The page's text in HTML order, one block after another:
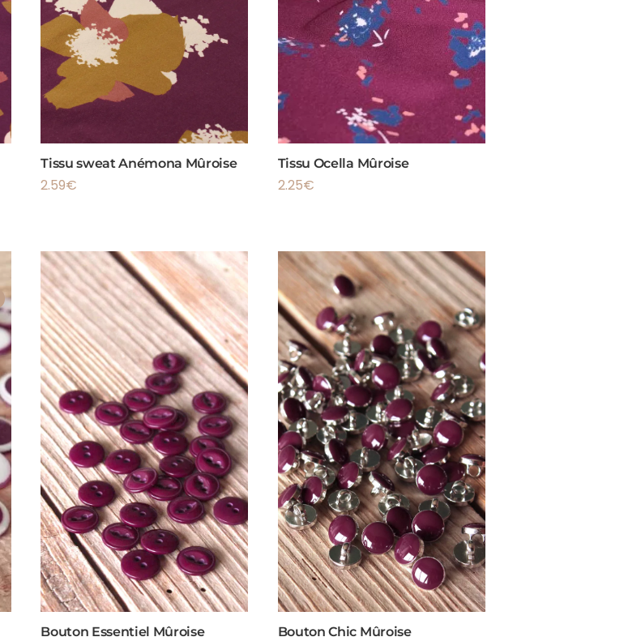
Tissu sweat Anémona Mûroise
2.59€
Tissu Ocella Mûroise
2.25€
Bouton Essentiel Mûroise Bouton Chic Mûroise